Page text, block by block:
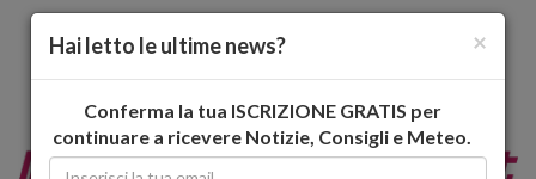
×
Hai letto le ultime news?
Conferma la tua ISCRIZIONE GRATIS per
continuare a ricevere Notizie, Consigli e Meteo.